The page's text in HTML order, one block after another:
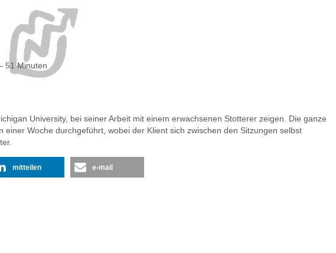
51 Minuten
University, bei seiner Arbeit mit einem erwachsenen Stotterer zeigen. Die ganze
Woche durchgeführt, wobei der Klient sich zwischen den Sitzungen selbst
mitteilen e-mail